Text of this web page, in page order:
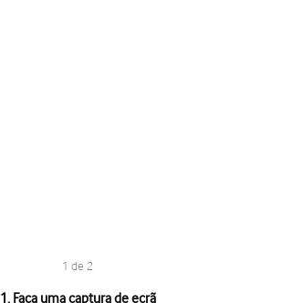
1 de 2
1. Faça uma captura de ecrã